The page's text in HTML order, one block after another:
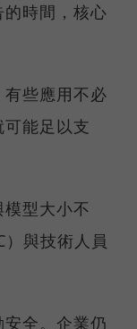
時間，核心
些應用不必
能足以支
型大小不
與技術人員
全。企業仍